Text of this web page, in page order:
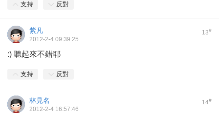
支持 反對
13#
紫凡
2012-2-4 09:39:25
:) 聽起來不錯耶
支持 反對
14#
林見名
2012-2-4 16:57:46